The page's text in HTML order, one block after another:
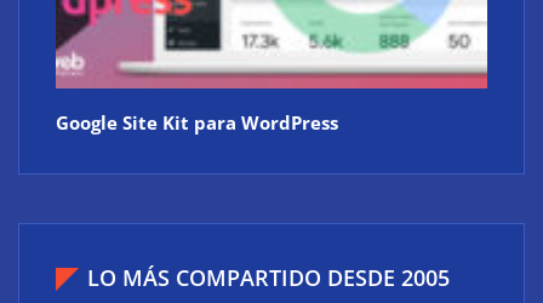
Google Site Kit para WordPress
LO MÁS COMPARTIDO DESDE 2005